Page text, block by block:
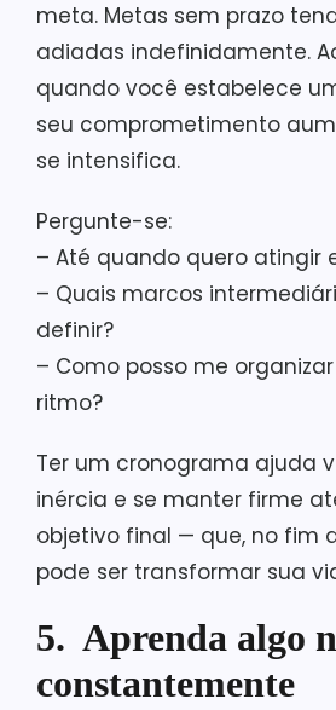
meta. Metas sem prazo
adiadas indefinidamente.
quando você estabelece
seu comprometimento
se intensifica.
Pergunte-se:
– Até quando quero atingir
– Quais marcos
definir?
– Como posso me
ritmo?
Ter um cronograma ajuda
inércia e se manter firme
objetivo final — que, no fim
pode ser transformar sua
5. Aprenda algo
constantemente